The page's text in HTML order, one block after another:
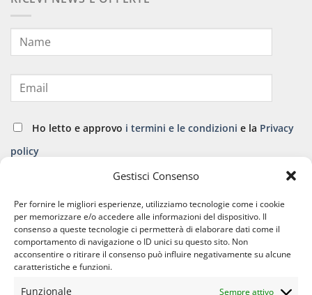
Gestisci Consenso
Per fornire le migliori esperienze, utilizziamo tecnologie come i cookie
per memorizzare e/o accedere alle informazioni del dispositivo. Il
consenso a queste tecnologie ci permetterà di elaborare dati come il
comportamento di navigazione o ID unici su questo sito. Non
acconsentire o ritirare il consenso può influire negativamente su alcune
caratteristiche e funzioni.
Funzionale Sempre attivo
Ho letto e approvo i termini e le condizioni e la Privacy
policy